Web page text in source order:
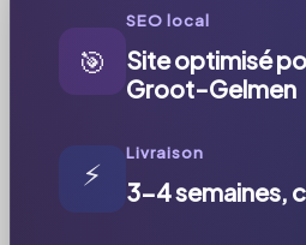
🎯
SEO local
Site optimisé
Groot-Gelmen
⚡
Livraison
3-4 semaines,